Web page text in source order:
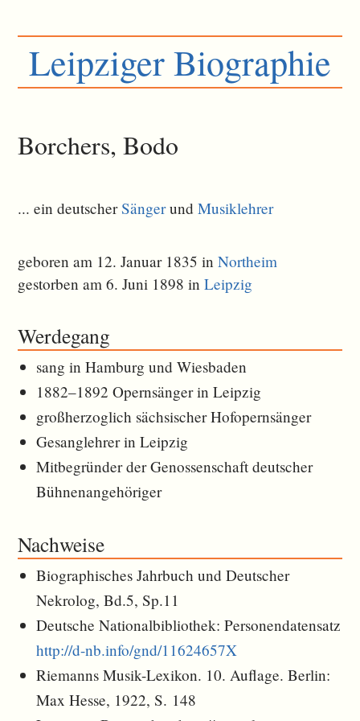
Leipziger Biographie
Borchers, Bodo
... ein deutscherSängerundMusiklehrer
geboren am 12. Januar 1835 inNortheim
gestorben am 6. Juni 1898 inLeipzig
Werdegang
sang in Hamburg und Wiesbaden
1882–1892 Opernsänger in Leipzig
großherzoglich sächsischer Hofopernsänger
Gesanglehrer in Leipzig
Mitbegründer der Genossenschaft deutscher
Bühnenangehöriger
Nachweise
Biographisches Jahrbuch und Deutscher
Nekrolog, Bd.5, Sp.11
Deutsche Nationalbibliothek: Personendatensatz
http://d-nb.info/gnd/11624657X
Riemanns Musik-Lexikon. 10. Auflage. Berlin:
Max Hesse, 1922, S. 148